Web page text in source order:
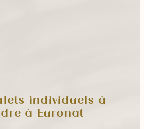
individuels à
à Euronat